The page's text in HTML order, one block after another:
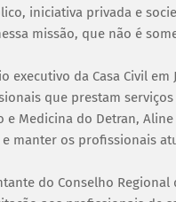
iniciativa privada e
missão, que não é
executivo da Casa Civil
que prestam
e Medicina do Detran,
manter os profissionais
do Conselho